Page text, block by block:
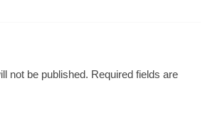
not be published. Required fields are